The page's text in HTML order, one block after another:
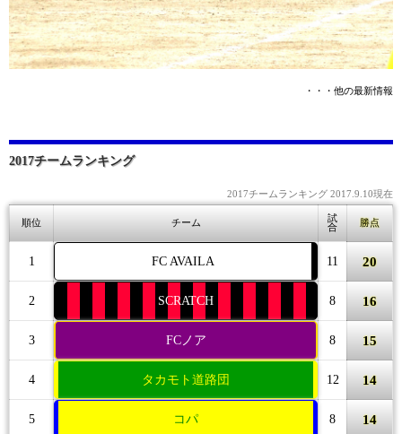
・・・他の最新情報
2017チームランキング
2017チームランキング 2017.9.10現在
順位 チーム
試
合
勝点
1 FC AVAILA 11 20
2 SCRATCH 8 16
3 FCノア 8 15
4 タカモト道路団 12 14
5 コパ 8 14